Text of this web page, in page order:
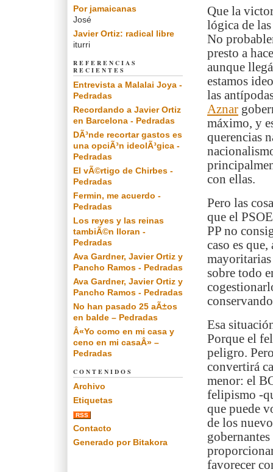
Que la
lógica de
No
presto a
aunque
estamos
las
Aznar
máximo, y
querencias
con ellas.
Pero las
que el
PP no
caso es
mayoritarias
sobre todo
Esa
Porque el
peligro.
convertirá
menor: el
felipismo -
que puede
de los
favorecer
Por jamaicanas
José
Javier Ortiz: radical libre
iturri
REFERENCIAS
RECIENTES
Entrevista a Malalai Joya -
Pedradas
Recordando a Javier Ortiz
en Barcelona - Pedradas
DÃ³nde recortar gastos es
una opciÃ³n ideolÃ³gica -
Pedradas
El vÃ©rtigo de Chirbes -
Pedradas
Fermin, me acuerdo -
Pedradas
Los reyes y las reinas
tambiÃ©n lloran -
Pedradas
Ava Gardner, Javier Ortiz y
Pancho Ramos - Pedradas
Ava Gardner, Javier Ortiz y
Pancho Ramos - Pedradas
No han pasado 25 aÃ±os
en balde – Pedradas
Â«Yo como en mi casa y
ceno en mi casaÂ» –
Pedradas
CONTENIDOS
Archivo
Etiquetas
RSS
Contacto
Generado por Bitakora